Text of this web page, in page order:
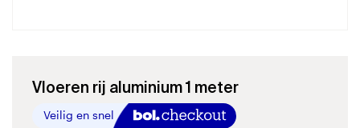
Vloeren rij aluminium 1 meter